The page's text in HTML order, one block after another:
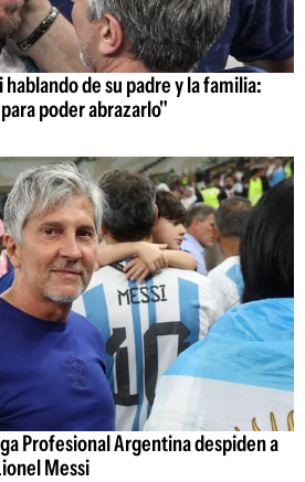
de su padre y la familia:
poder abrazarlo"
Profesional Argentina despiden a
Messi